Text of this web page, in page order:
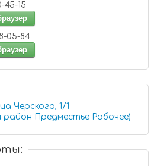
640-45-15
68-05-84
Черского, 1/1
район Предместье Рабочее)